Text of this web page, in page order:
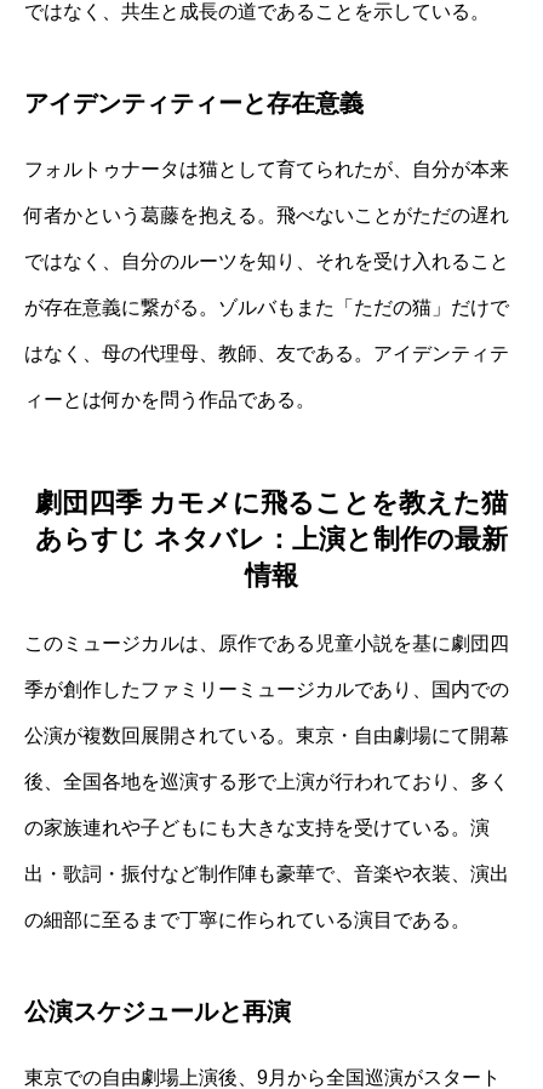
ではなく、共生と成長の道であることを示している。
アイデンティティーと存在意義
フォルトゥナータは猫として育てられたが、自分が本来
何者かという葛藤を抱える。飛べないことがただの遅れ
ではなく、自分のルーツを知り、それを受け入れること
が存在意義に繋がる。ゾルバもまた「ただの猫」だけで
はなく、母の代理母、教師、友である。アイデンティテ
ィーとは何かを問う作品である。
劇団四季 カモメに飛ることを教えた猫
あらすじ ネタバレ：上演と制作の最新
情報
このミュージカルは、原作である児童小説を基に劇団四
季が創作したファミリーミュージカルであり、国内での
公演が複数回展開されている。東京・自由劇場にて開幕
後、全国各地を巡演する形で上演が行われており、多く
の家族連れや子どもにも大きな支持を受けている。演
出・歌詞・振付など制作陣も豪華で、音楽や衣装、演出
の細部に至るまで丁寧に作られている演目である。
公演スケジュールと再演
東京での自由劇場上演後、9月から全国巡演がスタート